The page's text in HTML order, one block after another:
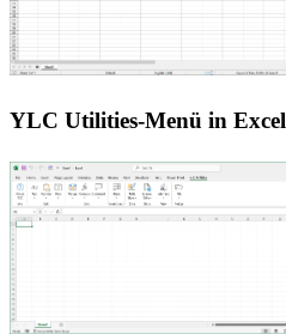
YLC Utilities-Menü in Excel